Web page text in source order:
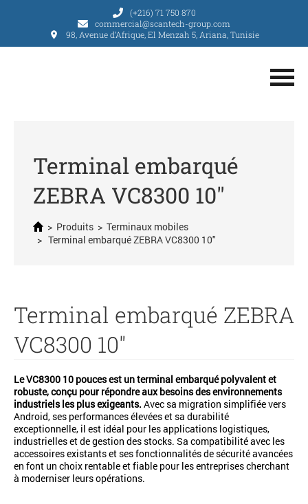
(+216) 71 750 870
commercial@scantech-group.com
98, Avenue d’Afrique, El Menzah 5, Ariana, Tunisie
Terminal embarqué
ZEBRA VC8300 10″
> Produits > Terminaux mobiles
> Terminal embarqué ZEBRA VC8300 10″
Terminal embarqué ZEBRA
VC8300 10″
Le VC8300 10 pouces est un terminal embarqué polyvalent et
robuste, conçu pour répondre aux besoins des environnements
industriels les plus exigeants. Avec sa migration simplifiée vers
Android, ses performances élevées et sa durabilité
exceptionnelle, il est idéal pour les applications logistiques,
industrielles et de gestion des stocks. Sa compatibilité avec les
accessoires existants et ses fonctionnalités de sécurité avancées
en font un choix rentable et fiable pour les entreprises cherchant
à moderniser leurs opérations.